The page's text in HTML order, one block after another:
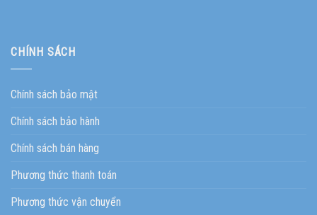
CHÍNH SÁCH
Chính sách bảo mật
Chính sách bảo hành
Chính sách bán hàng
Phương thức thanh toán
Phương thức vận chuyển